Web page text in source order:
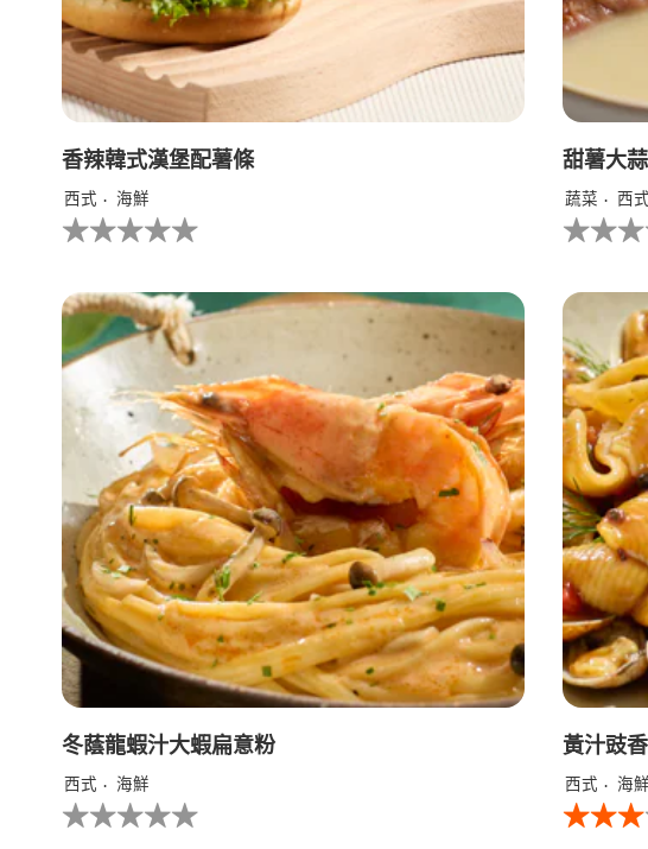
1。
香辣韓式漢堡配薯條
西式
海鮮
没
有
个
recipe
提
交
评
级
甜薯大
蔬菜
西式
没
有
个
提
交
评
级
冬蔭龍蝦汁大蝦扁意粉
西式
海鮮
没
有
黃汁豉
西式
海鮮
此
黃